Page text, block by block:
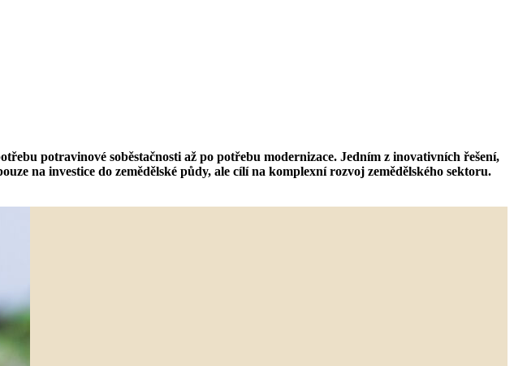
potravinové soběstačnosti až po potřebu modernizace. Jedním z inovativních řešení,
na investice do zemědělské půdy, ale cílí na komplexní rozvoj zemědělského sektoru.